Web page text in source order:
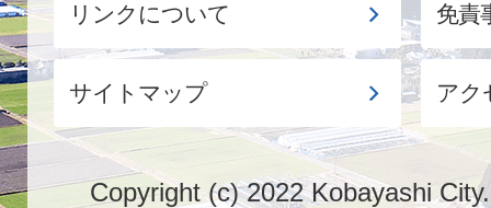
リンクについて 免責
サイトマップ アク
Copyright (c) 2022 Kobayashi